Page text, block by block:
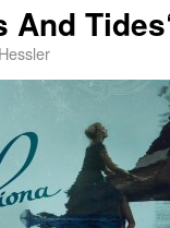
And